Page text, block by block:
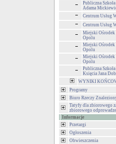
Publiczna
Adama
Centrum Usług
Centrum Usług
Miejski Ośrodek
Opolu
Miejski Ośrodek
Opolu
Miejski Ośrodek
Opolu
Publiczna
Księcia Jana
WYNIKI
Programy
Biuro Rzeczy
Tatyfy dla zbiorowego
zbiorowego
Informacje
Przetargi
Ogłoszenia
Obwieszczenia